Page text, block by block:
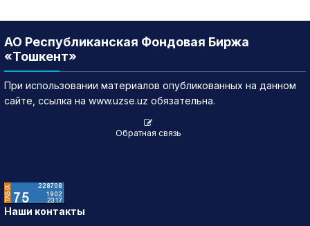
АО Республиканская Фондовая Биржа
«Тошкент»
При использовании материалов опубликованных на данном
сайте, ссылка на www.uzse.uz обязательна.
Обратная связь
Наши контакты